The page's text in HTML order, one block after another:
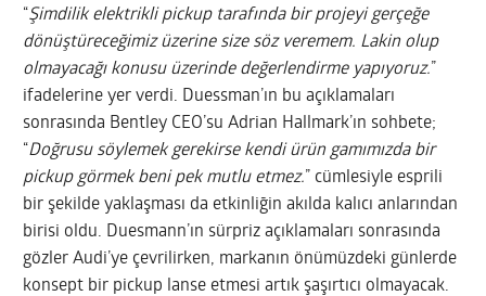
“Şimdilik elektrikli pickup tarafında bir projeyi gerçeğe
dönüştüreceğimiz üzerine size söz veremem. Lakin olup
olmayacağı konusu üzerinde değerlendirme yapıyoruz.”
ifadelerine yer verdi. Duessman’ın bu açıklamaları
sonrasında Bentley CEO’su Adrian Hallmark’ın sohbete;
“Doğrusu söylemek gerekirse kendi ürün gamımızda bir
pickup görmek beni pek mutlu etmez.” cümlesiyle esprili
bir şekilde yaklaşması da etkinliğin akılda kalıcı anlarından
birisi oldu. Duesmann’ın sürpriz açıklamaları sonrasında
gözler Audi’ye çevrilirken, markanın önümüzdeki günlerde
konsept bir pickup lanse etmesi artık şaşırtıcı olmayacak.